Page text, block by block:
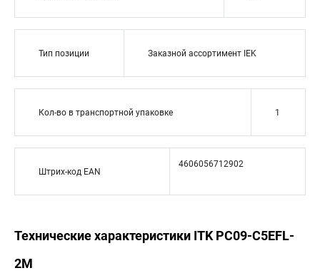
Тип позиции Заказной ассортимент IEK
Кол-во в транспортной упаковке 1
Штрих-код EAN
4606056712902
Технические характеристики ITK PC09-C5EFL-
2M